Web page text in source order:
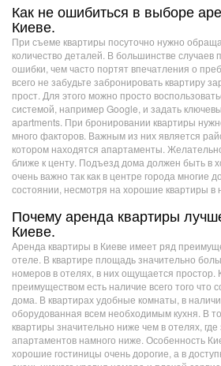
Как не ошибиться в выборе
Киеве.
При съеме квартиры посуточно нужно
количество деталей. В большинстве
ошибки, чем часто портят впечатления о
всего не забудьте забронировать квартиру
прост. Для этого можно просто
системой, например Google, и задать
apartments. При бронировании квартиры
много факторов. Важным из них является
котором находятся апартаменты.
ближе к центу. Подъезд дома должен быть в
очень важно так как в центре города многие
состоянии, несмотря на хорошие квартиры в
Почему аренда квартиры
Киеве.
Аренда квартиры в Киеве имеет ряд
отеле. В квартире площадь значительно
номеров в отелях, в них ощущается
преимуществом есть наличие всего того что
дома. В квартирах удобные комнаты, в
оборудованная всем необходимым кухня. В
квартиры значительно ниже чем в отелях,
апартаментов намного ниже. Особенность
хорошие гостиницы очень дорогие, а в